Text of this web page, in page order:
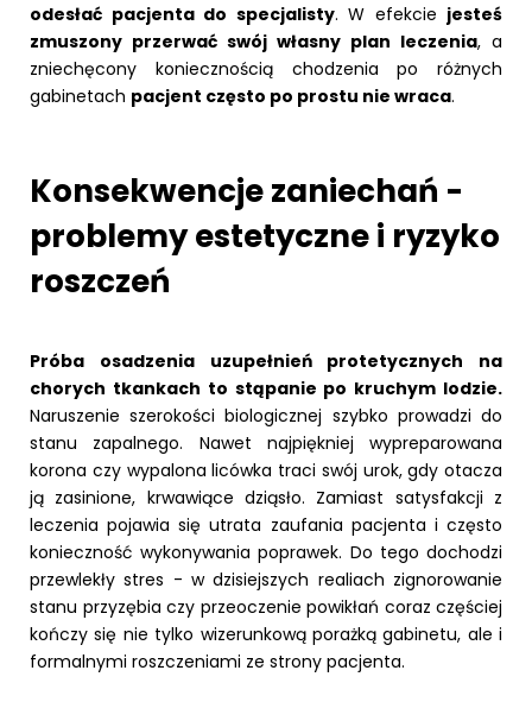
odesłać pacjenta do specjalisty. W efekcie jesteś
zmuszony przerwać swój własny plan leczenia, a
zniechęcony koniecznością chodzenia po różnych
gabinetach pacjent często po prostu nie wraca.
Konsekwencje zaniechań -
problemy estetyczne i ryzyko
roszczeń
Próba osadzenia uzupełnień protetycznych na
chorych tkankach to stąpanie po kruchym lodzie.
Naruszenie szerokości biologicznej szybko prowadzi do
stanu zapalnego. Nawet najpiękniej wypreparowana
korona czy wypalona licówka traci swój urok, gdy otacza
ją zasinione, krwawiące dziąsło. Zamiast satysfakcji z
leczenia pojawia się utrata zaufania pacjenta i często
konieczność wykonywania poprawek. Do tego dochodzi
przewlekły stres - w dzisiejszych realiach zignorowanie
stanu przyzębia czy przeoczenie powikłań coraz częściej
kończy się nie tylko wizerunkową porażką gabinetu, ale i
formalnymi roszczeniami ze strony pacjenta.